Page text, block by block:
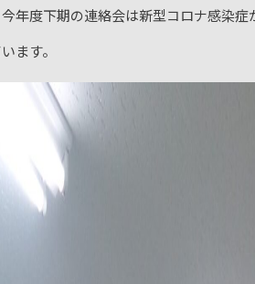
年度下期の連絡会は新型コロナ感染
ます。